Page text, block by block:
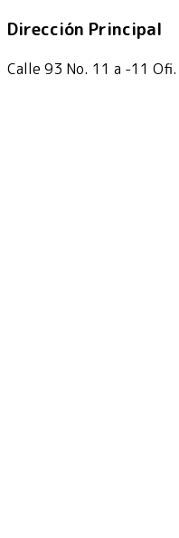
Dirección Principal
Calle 93 No. 11 a -11